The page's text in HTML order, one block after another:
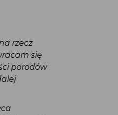
rzecz
się
porodów